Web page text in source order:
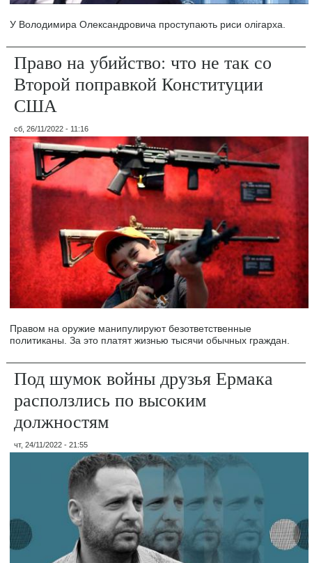
У Володимира Олександровича проступають риси олігарха.
Право на убийство: что не так со
Второй поправкой Конституции
США
сб, 26/11/2022 - 11:16
Правом на оружие манипулируют безответственные
политиканы. За это платят жизнью тысячи обычных граждан.
Под шумок войны друзья Ермака
расползлись по высоким
должностям
чт, 24/11/2022 - 21:55